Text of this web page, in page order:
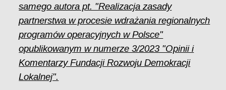
samego autora pt. "Realizacja zasady
partnerstwa w procesie wdrażania regionalnych
programów operacyjnych w Polsce"
opublikowanym w numerze 3/2023 "Opinii i
Komentarzy Fundacji Rozwoju Demokracji
Lokalnej".